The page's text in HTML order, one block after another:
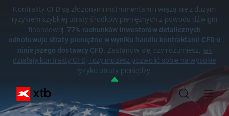
Kontrakty CFD są złożonymi instrumentami i wiążą się z dużym
ryzykiem szybkiej utraty środków pieniężnych z powodu dźwigni
finansowej. 77% rachunków inwestorów detalicznych
odnotowuje straty pieniężne w wyniku handlu kontraktami CFD u
niniejszego dostawcy CFD. Zastanów się, czy rozumiesz, jak
działają kontrakty CFD, i czy możesz pozwolić sobie na wysokie
ryzyko utraty pieniędzy.